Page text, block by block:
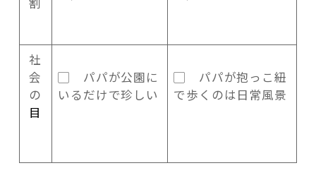
社
会
の
目
▢ パパが公園に
いるだけで珍しい
▢ パパが抱っこ紐
で歩くのは日常風景